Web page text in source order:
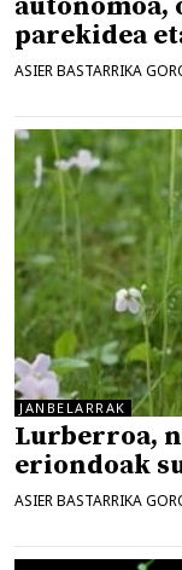
autonomoa,
parekidea
ASIER BASTARRIKA
JANBELARRAK
Lurberroa,
eriondoak
ASIER BASTARRIKA